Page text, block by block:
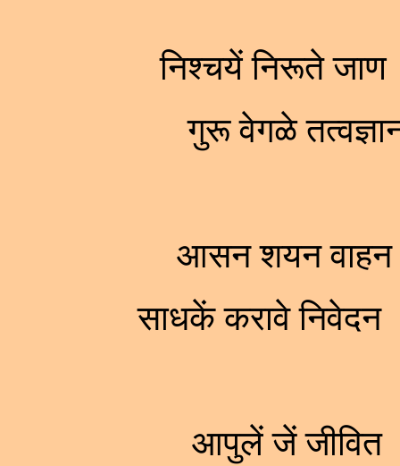
निश्चयें निरूते
गुरू वेगळे
आसन शयन
साधकें करावे
आपुलें जें जीवित